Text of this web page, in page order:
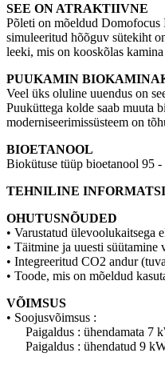
SEE ON ATRAKTIIVNE
Põleti on mõeldud Domofocus
simuleeritud hõõguv sütekiht
leeki, mis on kooskõlas
PUUKAMIN
Veel üks oluline uuendus on
Puuküttega kolde saab muuta
moderniseerimissüsteem on
BIOETANOOL
Biokütuse tüüp bioetanool 95 -
TEHNILINE
OHUTUSNÕUDED
• Varustatud ülevoolukaitsega
• Täitmine ja uuesti
• Integreeritud CO2 andur
• Toode, mis on mõeldud
VÕIMSUS
• Soojusvõimsus :
Paigaldus : ühendamata 7
Paigaldus : ühendatud 9